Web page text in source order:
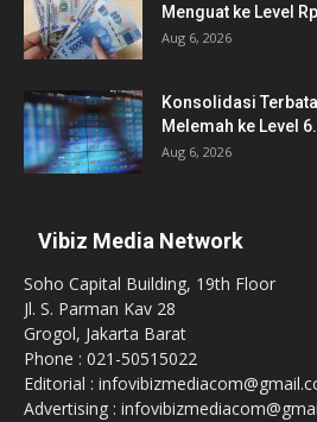
Menguat ke Level
Aug 6, 2026
Konsolidasi
Melemah ke Level
Aug 6, 2026
Vibiz Media Network
Soho Capital Building, 19th Floor
Jl. S. Parman Kav 28
Grogol, Jakarta Barat
Phone : 021-50515022
Editorial :
Advertising :